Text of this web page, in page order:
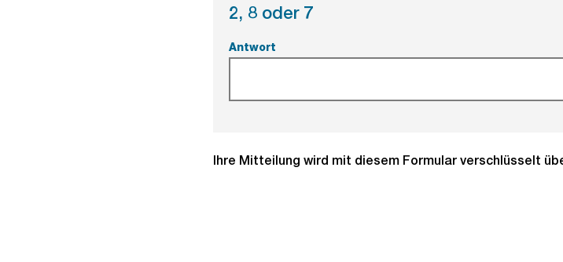
2, 8 oder 7
Antwort
Ihre Mitteilung wird mit diesem Formular verschlüsselt